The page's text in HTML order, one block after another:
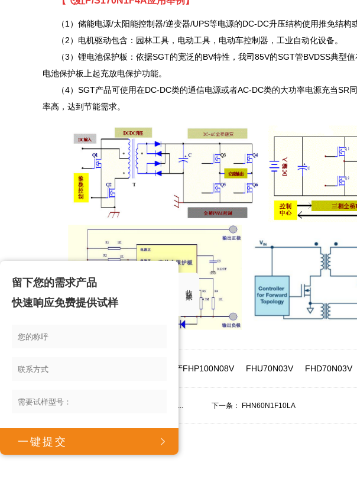
（1）储能电源/太阳能控制器/逆变器/UPS等电源的DC-DC升压结构使用推免结构
（2）电机驱动包含：园林工具，电动工具，电动车控制器，工业自动化设备。
（3）锂电池保护板：依据SGT的宽泛的BV特性，我司85V的SGT管BVDSS典型
电池保护板上起充放电保护功能。
（4）SGT产品可使用在DC-DC类的通信电源或者AC-DC类的大功率电源充当SR
率高，达到节能需求。
热门标签： 国产FHP100N08V FHU70N03V FHD70N03V
上一条： FHP200N6F3A/FHS200N6F3A/F... 下一条： FHN60N1F10LA
留下您的需求产品
快速响应免费提供试样